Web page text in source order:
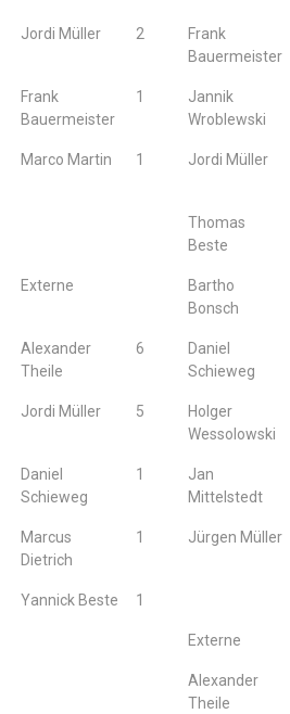
Jordi Müller 2
Frank
Bauermeister
Frank
Bauermeister
1
Jannik
Wroblewski
Marco Martin 1 Jordi Müller
Thomas
Beste
Externe
Bartho
Bonsch
Alexander
Theile
6
Daniel
Schieweg
Jordi Müller 5
Holger
Wessolowski
Daniel
Schieweg
1
Jan
Mittelstedt
Marcus
Dietrich
1 Jürgen Müller
Yannick Beste 1
Externe
Alexander
Theile